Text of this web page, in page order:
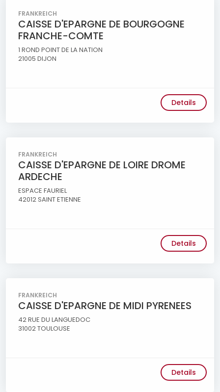
FRANKREICH
CAISSE D'EPARGNE DE BOURGOGNE
FRANCHE-COMTE
1 ROND POINT DE LA NATION
21005 DIJON
Details
FRANKREICH
CAISSE D'EPARGNE DE LOIRE DROME
ARDECHE
ESPACE FAURIEL
42012 SAINT ETIENNE
Details
FRANKREICH
CAISSE D'EPARGNE DE MIDI PYRENEES
42 RUE DU LANGUEDOC
31002 TOULOUSE
Details